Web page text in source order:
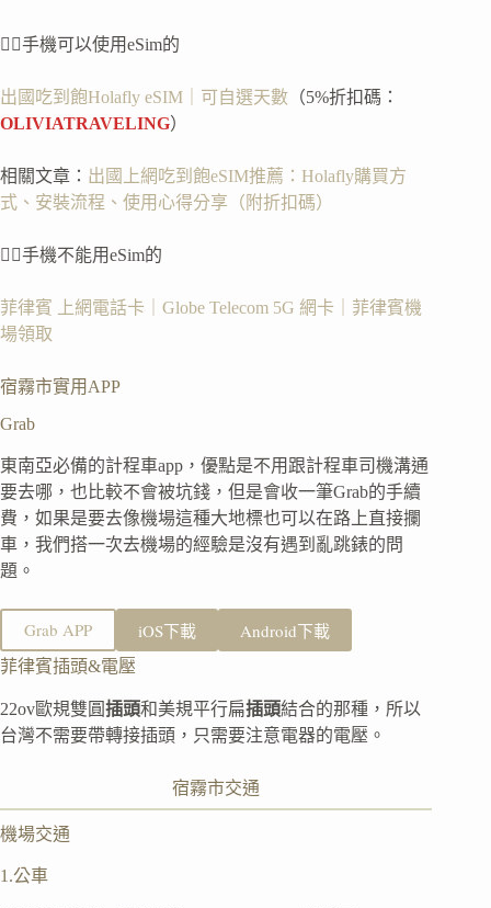
👉🏻手機可以使用eSim的
出國吃到飽Holafly eSIM｜可自選天數 （5%折扣碼：
OLIVIATRAVELING）
相關文章： 出國上網吃到飽eSIM推薦：Holafly購買方
式、安裝流程、使用心得分享（附折扣碼）
👉🏻手機不能用eSim的
菲律賓 上網電話卡｜Globe Telecom 5G 網卡｜菲律賓機
場領取
宿霧市實用APP
Grab
東南亞必備的計程車app，優點是不用跟計程車司機溝通
要去哪，也比較不會被坑錢，但是會收一筆Grab的手續
費，如果是要去像機場這種大地標也可以在路上直接攔
車，我們搭一次去機場的經驗是沒有遇到亂跳錶的問
題。
Grab APP iOS下載 Android下載
菲律賓插頭&電壓
22ov歐規雙圓 插頭和美規平行扁插頭結合的那種，所以
台灣不需要帶轉接插頭，只需要注意電器的電壓。
宿霧市交通
機場交通
1.公車